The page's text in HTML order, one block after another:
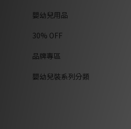
嬰幼兒用品
30% OFF
品牌專區
嬰幼兒裝系列分類